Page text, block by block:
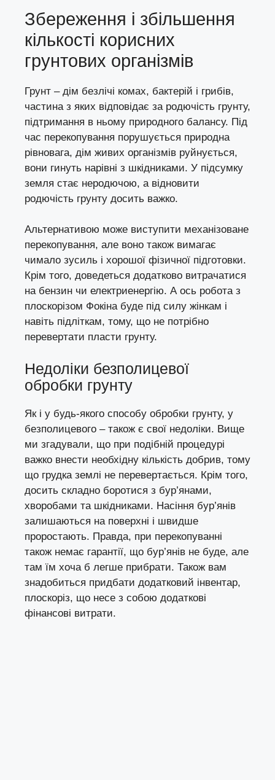
Збереження і збільшення
кількості корисних
грунтових організмів
Грунт – дім безлічі комах, бактерій і грибів,
частина з яких відповідає за родючість грунту,
підтримання в ньому природного балансу. Під
час перекопування порушується природна
рівновага, дім живих організмів руйнується,
вони гинуть нарівні з шкідниками. У підсумку
земля стає неродючою, а відновити
родючість грунту досить важко.
Альтернативою може виступити механізоване
перекопування, але воно також вимагає
чимало зусиль і хорошої фізичної підготовки.
Крім того, доведеться додатково витрачатися
на бензин чи електриенергію. А ось робота з
плоскорізом Фокіна буде під силу жінкам і
навіть підліткам, тому, що не потрібно
перевертати пласти грунту.
Недоліки безполицевої
обробки грунту
Як і у будь-якого способу обробки грунту, у
безполицевого – також є свої недоліки. Вище
ми згадували, що при подібній процедурі
важко внести необхідну кількість добрив, тому
що грудка землі не перевертається. Крім того,
досить складно боротися з бур’янами,
хворобами та шкідниками. Насіння бур’янів
залишаються на поверхні і швидше
проростають. Правда, при перекопуванні
також немає гарантії, що бур’янів не буде, але
там їм хоча б легше прибрати. Також вам
знадобиться придбати додатковий інвентар,
плоскоріз, що несе з собою додаткові
фінансові витрати.